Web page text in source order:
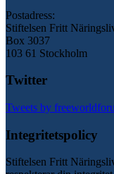
Postadress:
Stiftelsen Fritt
Box 3037
103 61 Stockholm
Twitter
Tweets by
Integritetspolicy
Stiftelsen Fritt